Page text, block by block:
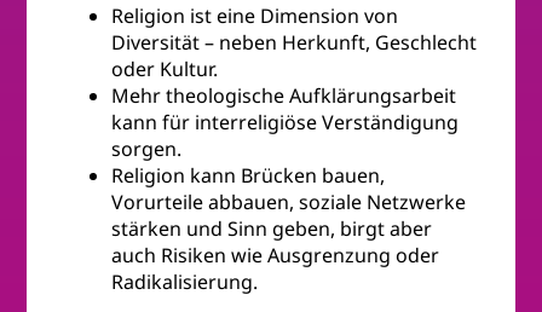
Religion ist eine Dimension von
Diversität – neben Herkunft, Geschlecht
oder Kultur.
Mehr theologische Aufklärungsarbeit
kann für interreligiöse Verständigung
sorgen.
Religion kann Brücken bauen,
Vorurteile abbauen, soziale Netzwerke
stärken und Sinn geben, birgt aber
auch Risiken wie Ausgrenzung oder
Radikalisierung.